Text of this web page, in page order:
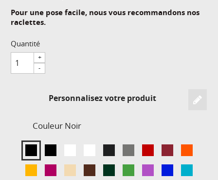
Pour une pose facile, nous vous recommandons nos
raclettes.
Quantité
+
-
Personnalisez votre produit
Couleur Noir